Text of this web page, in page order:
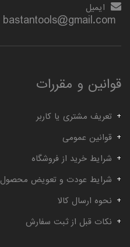
ایمیل
bastantools@gmail.com
قوانین و مقررات
تعریف مشتری یا کاربر
قوانین عمومی
شرایط خرید از فروشگاه
شرایط عودت و تعویض محصول
نحوه ارسال کالا
نکات قبل از ثبت سفارش